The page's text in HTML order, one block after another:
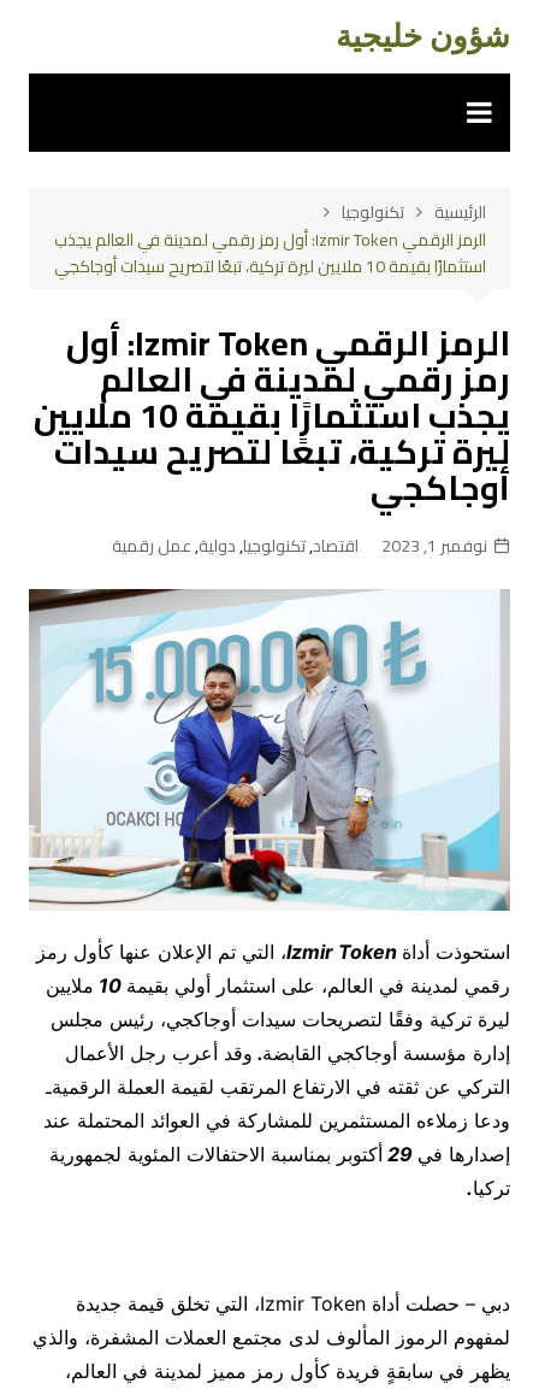
المحتوى
شؤون خليجية
الرئيسية
تكنولوجيا
الرمز الرقمي Izmir Token: أول رمز رقمي لمدينة في العالم يجذب
استثمارًا بقيمة 10 ملايين ليرة تركية، تبعًا لتصريح سيدات أوجاكجي
الرمز الرقمي Izmir Token: أول
رمز رقمي لمدينة في العالم
يجذب استثمارًا بقيمة 10 ملايين
ليرة تركية، تبعًا لتصريح سيدات
أوجاكجي
نوفمبر 1, 2023 اقتصاد,تكنولوجيا,دولية,عمل رقمية
استحوذت أداة
، التي تم الإعلان عنها كأول رمز
رقمي لمدينة في العالم، على استثمار أولي بقيمة
ملايين
ليرة تركية وفقًا لتصريحات سيدات أوجاكجي، رئيس مجلس
إدارة مؤسسة أوجاكجي القابضة. وقد أعرب رجل الأعمال
التركي عن ثقته في الارتفاع المرتقب لقيمة العملة الرقميةـ
ودعا زملاءه المستثمرين للمشاركة في العوائد المحتملة عند
إصدارها في
أكتوبر بمناسبة الاحتفالات المئوية لجمهورية
تركيا.
دبي – حصلت أداة Izmir Token، التي تخلق قيمة جديدة
لمفهوم الرموز المألوف لدى مجتمع العملات المشفرة، والذي
يظهر في سابقةٍ فريدة كأول رمز مميز لمدينة في العالم،